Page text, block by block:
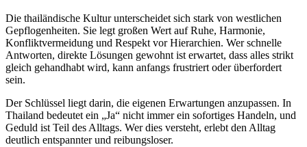
Die thailändische Kultur unterscheidet sich stark von westlichen
Gepflogenheiten. Sie legt großen Wert auf Ruhe, Harmonie,
Konfliktvermeidung und Respekt vor Hierarchien. Wer schnelle
Antworten, direkte Lösungen gewohnt ist erwartet, dass alles strikt
gleich gehandhabt wird, kann anfangs frustriert oder überfordert
sein.
Der Schlüssel liegt darin, die eigenen Erwartungen anzupassen. In
Thailand bedeutet ein „Ja“ nicht immer ein sofortiges Handeln, und
Geduld ist Teil des Alltags. Wer dies versteht, erlebt den Alltag
deutlich entspannter und reibungsloser.